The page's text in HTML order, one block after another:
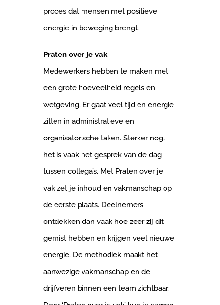
proces dat mensen met positieve
energie in beweging brengt.
Praten over je vak
Medewerkers hebben te maken met
een grote hoeveelheid regels en
wetgeving. Er gaat veel tijd en energie
zitten in administratieve en
organisatorische taken. Sterker nog,
het is vaak het gesprek van de dag
tussen collega’s. Met Praten over je
vak zet je inhoud en vakmanschap op
de eerste plaats. Deelnemers
ontdekken dan vaak hoe zeer zij dit
gemist hebben en krijgen veel nieuwe
energie. De methodiek maakt het
aanwezige vakmanschap en de
drijfveren binnen een team zichtbaar.